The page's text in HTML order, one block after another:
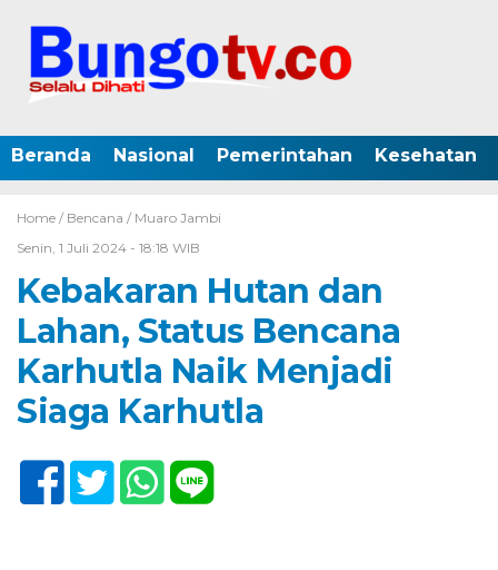
Beranda Nasional Pemerintahan Kesehatan
Home / Bencana / Muaro Jambi
Senin, 1 Juli 2024 - 18:18 WIB
Kebakaran Hutan dan
Lahan, Status Bencana
Karhutla Naik Menjadi
Siaga Karhutla